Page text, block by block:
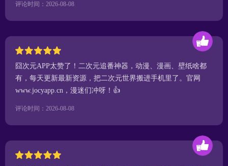
评论时间：2026-08-08
囧次元APP太赞了！二次元追番神器，动漫、漫画、壁纸啥都
有，每天更新最新资源，把二次元世界搬进手机里了。官网
www.jocyapp.cn，漫迷们冲呀！👍
评论时间：2026-08-08